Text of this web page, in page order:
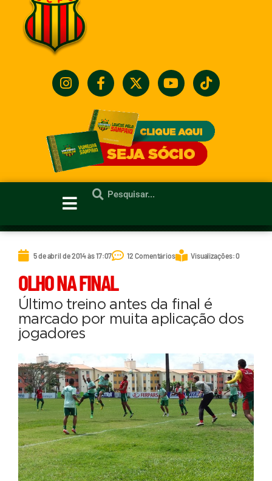
5 de abril de 2014 às 17:07 12 Comentários Visualizações: 0
OLHO NA FINAL
Último treino antes da final é
marcado por muita aplicação dos
jogadores